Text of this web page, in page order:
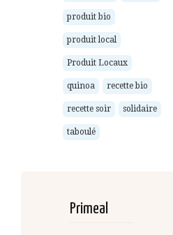
produit bio
produit local
Produit Locaux
quinoa recette bio
recette soir solidaire
taboulé
Primeal